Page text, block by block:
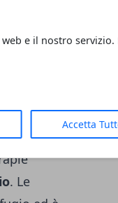
e il nostro servizio.
Accetta
punti
. Le